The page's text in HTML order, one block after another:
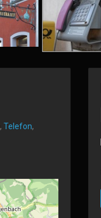
, Telefon,